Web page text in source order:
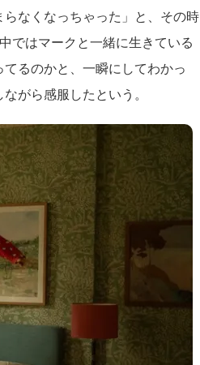
なくなっちゃった」と、その時
ではマークと一緒に生きている
るのかと、一瞬にしてわかっ
がら感服したという。